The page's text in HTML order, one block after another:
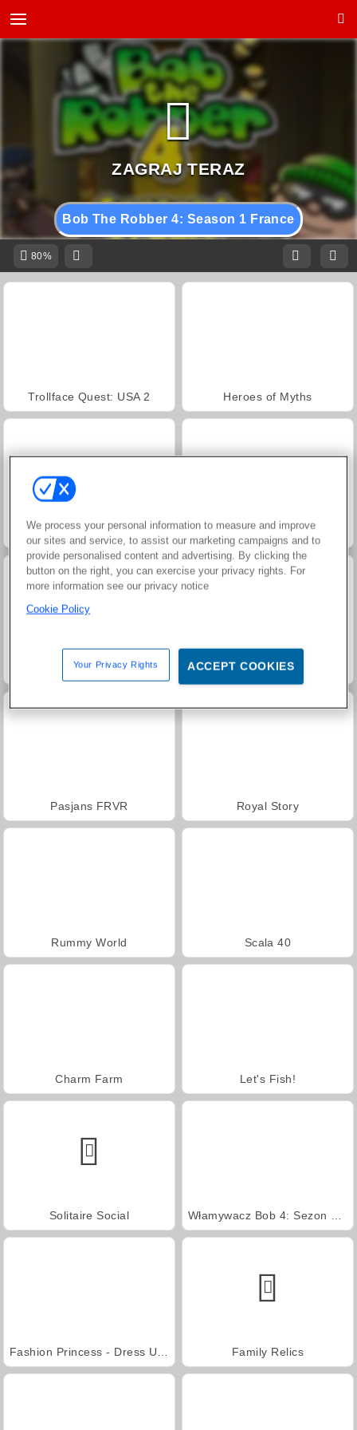
Bob The Robber 4: Season 1 France
80%
Trollface Quest: USA 2 Heroes of Myths
Jewel Garden Story
Juice Merge Grand Mahjong Connect
Pasjans FRVR Royal Story
Rummy World Scala 40
Charm Farm Let's Fish!
Solitaire Social
Family Relics
We process your personal information to measure and improve
our sites and service, to assist our marketing campaigns and to
provide personalised content and advertising. By clicking the
button on the right, you can exercise your privacy rights. For
more information see our privacy notice
Cookie Policy
Your Privacy Rights ACCEPT COOKIES